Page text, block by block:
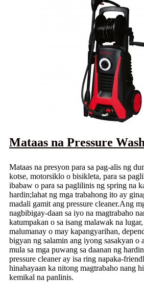
Mataas na Pressure
Mataas na presyon para sa pag-alis ng
kotse, motorsiklo o bisikleta, para sa
ibabaw o para sa paglilinis ng spring na
hardin;lahat ng mga trabahong ito ay
madali gamit ang pressure cleaner.Ang
nagbibigay-daan sa iyo na magtrabaho
katumpakan o sa isang malawak na
malumanay o may kapangyarihan,
bigyan ng salamin ang iyong sasakyan o
mula sa mga puwang sa daanan ng
pressure cleaner ay isa ring napaka-
hinahayaan ka nitong magtrabaho nang
kemikal na panlinis.